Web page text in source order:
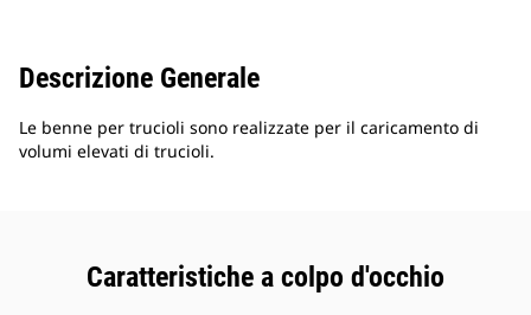
Descrizione Generale
Le benne per trucioli sono realizzate per il caricamento di
volumi elevati di trucioli.
Caratteristiche a colpo d'occhio